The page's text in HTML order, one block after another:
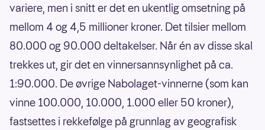
variere, men i snitt er det en ukentlig omsetning på
mellom 4 og 4,5 millioner kroner. Det tilsier mellom
80.000 og 90.000 deltakelser. Når én av disse skal
trekkes ut, gir det en vinnersannsynlighet på ca.
1:90.000. De øvrige Nabolaget-vinnerne (som kan
vinne 100.000, 10.000, 1.000 eller 50 kroner),
fastsettes i rekkefølge på grunnlag av geografisk